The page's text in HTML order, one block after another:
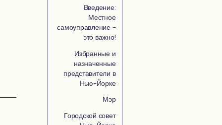
Введение:
Местное
самоуправление -
это важно!
Избранные и
назначенные
представители в
Нью-Йорке
Мэр
Городской совет